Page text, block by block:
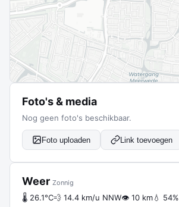
Foto's & media
Nog geen foto's beschikbaar.
Foto uploaden Link toevoegen
Weer Zonnig
🌡 26.1°C💨 14.4 km/u NNW👁 10 km💧 54%